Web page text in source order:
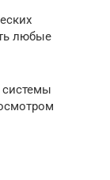
любые
системы